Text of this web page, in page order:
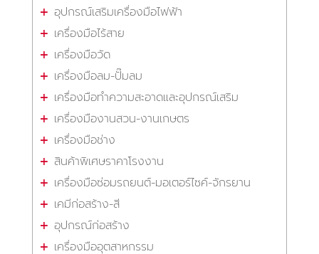
อุปกรณ์เสริมเครื่องมือไฟฟ้า
เครื่องมือไร้สาย
เครื่องมือวัด
เครื่องมือลม-ปั๊มลม
เครื่องมือทำความสะอาดและอุปกรณ์เสริม
เครื่องมืองานสวน-งานเกษตร
เครื่องมือช่าง
สินค้าพิเศษราคาโรงงาน
เครื่องมือซ่อมรถยนต์-มอเตอร์ไซค์-จักรยาน
เคมีก่อสร้าง-สี
อุปกรณ์ก่อสร้าง
เครื่องมืออุตสาหกรรม